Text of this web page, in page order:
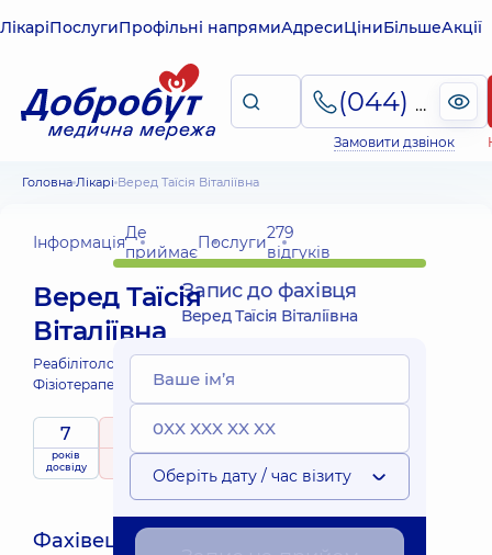
ЛікаріПослугиПрофільні напрямиАдресиЦіниБільшеАкції
(044) 495-2-888
Замовити дзвінок
Головна Лікарі Веред Таїсія Віталіївна
ІнформаціяДе
приймаєПослуги279
відгуків
Веред Таїсія
Віталіївна
Реабілітолог;
Масажист;
Фізіотерапевт;
7
років
досвіду
5 / 5
рейтингна підставі
279 відгуків
Фахівець
Запис до фахівця
Веред Таїсія Віталіївна
Оберіть дату / час візиту